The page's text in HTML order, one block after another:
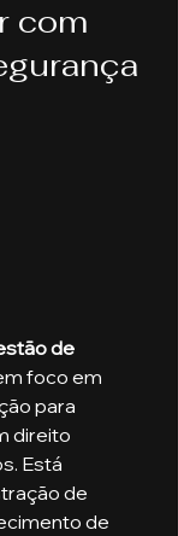
com
de
foco em
para
direito
Está
de
de